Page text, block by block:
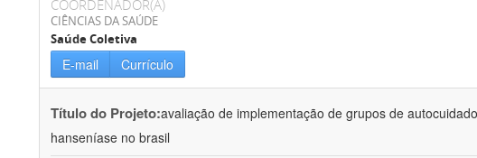
COORDENADOR(A)
CIÊNCIAS DA SAÚDE
Saúde Coletiva
E-mail Currículo
Título do Projeto:avaliação de implementação de grupos de
hanseníase no brasil